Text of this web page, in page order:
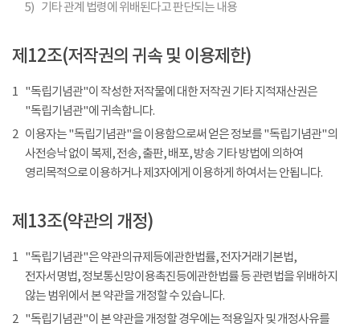
5) 기타 관계 법령에 위배된다고 판단되는 내용
제12조(저작권의 귀속 및 이용제한)
1 "독립기념관"이 작성한 저작물에 대한 저작권 기타 지적재산권은
"독립기념관"에 귀속합니다.
2 이용자는 "독립기념관"을 이용함으로써 얻은 정보를 "독립기념관"의
사전승낙 없이 복제, 전송, 출판, 배포, 방송 기타 방법에 의하여
영리목적으로 이용하거나 제3자에게 이용하게 하여서는 안됩니다.
제13조(약관의 개정)
1 "독립기념관"은 약관의규제등에관한법률, 전자거래기본법,
전자서명법, 정보통신망이용촉진등에관한법률 등 관련법을 위배하지
않는 범위에서 본 약관을 개정할 수 있습니다.
2 "독립기념관"이 본 약관을 개정할 경우에는 적용일자 및 개정사유를